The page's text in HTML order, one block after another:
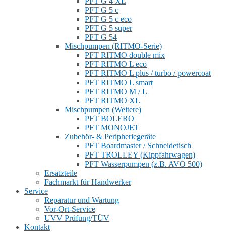
PFT G 5 c
PFT G 5 c eco
PFT G 5 super
PFT G 54
Mischpumpen (RITMO-Serie)
PFT RITMO double mix
PFT RITMO L eco
PFT RITMO L plus / turbo / powercoat
PFT RITMO L smart
PFT RITMO M / L
PFT RITMO XL
Mischpumpen (Weitere)
PFT BOLERO
PFT MONOJET
Zubehör- & Peripheriegeräte
PFT Boardmaster / Schneidetisch
PFT TROLLEY (Kippfahrwagen)
PFT Wasserpumpen (z.B. AVO 500)
Ersatzteile
Fachmarkt für Handwerker
Service
Reparatur und Wartung
Vor-Ort-Service
UVV Prüfung/TÜV
Kontakt